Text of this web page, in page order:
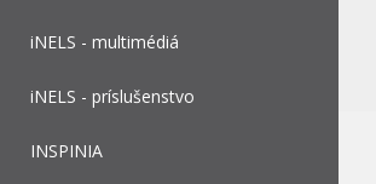
iNELS - multimédiá
iNELS - príslušenstvo
INSPINIA